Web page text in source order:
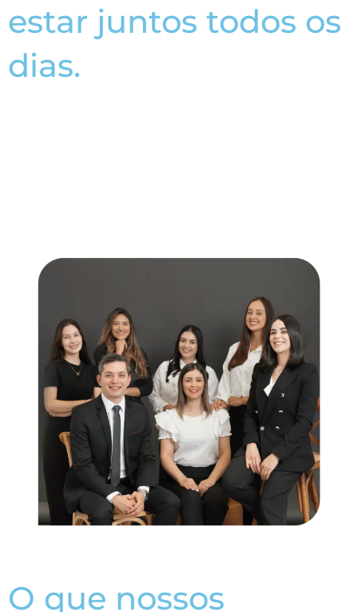
estar juntos todos os
dias.
O que nossos
respeito?